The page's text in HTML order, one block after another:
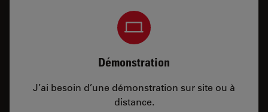
Démonstration
J’ai besoin d’une démonstration sur site ou à
distance.